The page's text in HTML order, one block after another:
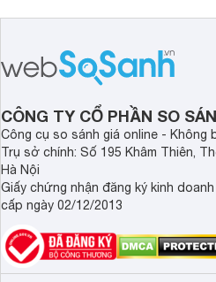
CÔNG TY CỔ PHẦN SO
Công cụ so sánh giá online - Không
Trụ sở chính: Số 195 Khâm Thiên,
Hà Nội
Giấy chứng nhận đăng ký kinh
cấp ngày 02/12/2013